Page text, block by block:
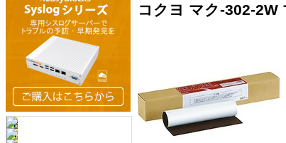
コクヨ マク-302-2W